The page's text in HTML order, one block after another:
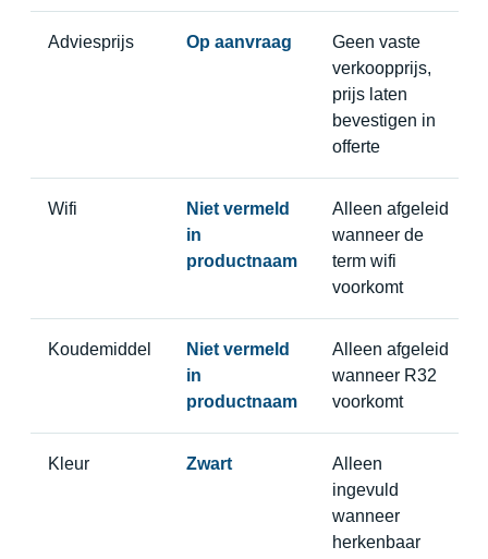
Adviesprijs Op aanvraag
Geen vaste
verkoopprijs,
prijs laten
bevestigen in
offerte
Wifi
Niet vermeld
in
productnaam
Alleen afgeleid
wanneer de
term wifi
voorkomt
Koudemiddel
Niet vermeld
in
productnaam
Alleen afgeleid
wanneer R32
voorkomt
Kleur Zwart
Alleen
ingevuld
wanneer
herkenbaar